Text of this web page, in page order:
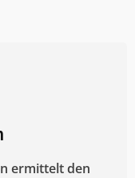
ermittelt den